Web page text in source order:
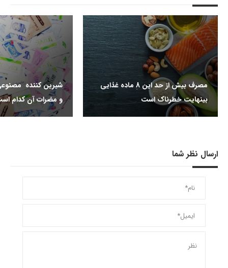
مصرف بیش از حد این 8 ماده غذایی
بینهایت خطرناک است
شیرین کننده
و مضرات آن کدام
ارسال نظر شما